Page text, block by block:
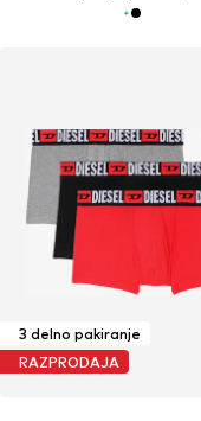
3 delno pakiranje
RAZPRODAJA